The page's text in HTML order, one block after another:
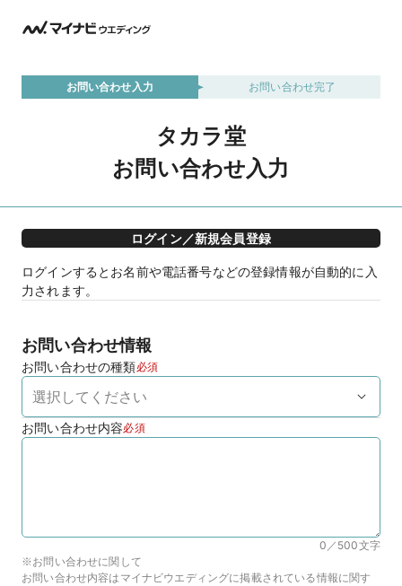
お問い合わせ入力 お問い合わせ完了
タカラ堂
お問い合わせ入力
ログイン／新規会員登録
ログインするとお名前や電話番号などの登録情報が自動的に入
力されます。
お問い合わせ情報
お問い合わせの種類必須
お問い合わせ内容必須
0／500文字
※お問い合わせに関して
お問い合わせ内容はマイナビウエディングに掲載されている情報に関す